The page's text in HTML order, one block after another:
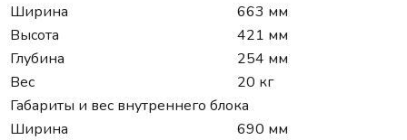
Ширина
663 мм
Высота
421 мм
Глубина
254 мм
Вес
20 кг
Габариты и вес внутреннего блока
Ширина
690 мм